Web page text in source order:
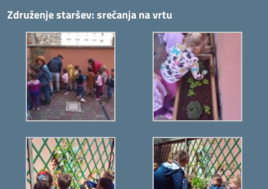
Združenje staršev: srečanja na vrtu